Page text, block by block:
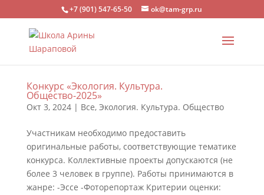
+7 (901) 547-65-50 ok@tam-grp.ru
Конкурс «Экология. Культура.
Общество-2025»
Окт 3, 2024| Все, Экология. Культура. Общество
Участникам необходимо предоставить
оригинальные работы, соответствующие тематике
конкурса. Коллективные проекты допускаются (не
более 3 человек в группе). Работы принимаются в
жанре: -Эссе -Фоторепортаж Критерии оценки: